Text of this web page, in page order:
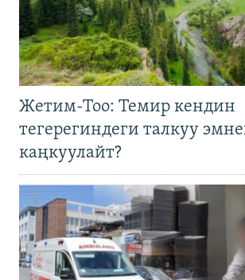
Жетим-Тоо: Темир кендин
тегерегиндеги талкуу
каңкуулайт?